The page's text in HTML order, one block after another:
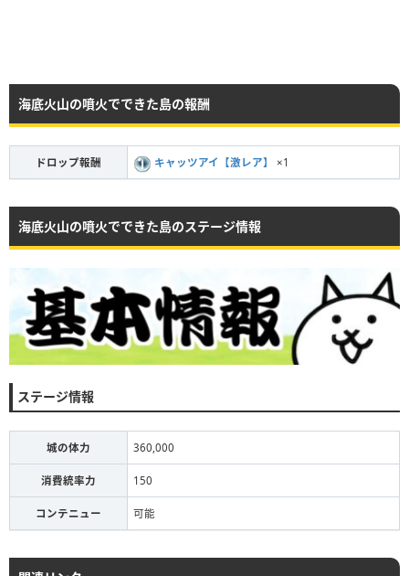
海底火山の噴火でできた島の報酬
ドロップ報酬 キャッツアイ【激レア】 ×1
海底火山の噴火でできた島のステージ情報
ステージ情報
城の体力 360,000
消費統率力 150
コンテニュー 可能